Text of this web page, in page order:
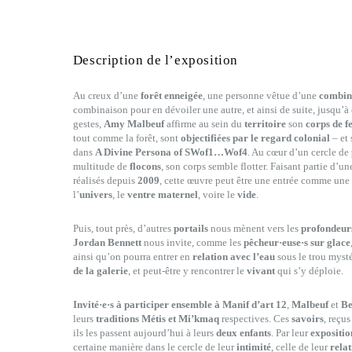
Description de l’exposition
Au creux d’une forêt enneigée, une personne vêtue d’une
combinaison pour en dévoiler une autre, et ainsi de suite, jusqu’à
gestes, Amy Malbeufaffirme au sein du territoireson corps de
tout comme la forêt, sont objectifiées par le regard colonial– et
dans A Divine Persona of SWof1…Wof4. Au cœur d’un cercle de
multitude de flocons, son corps semble flotter. Faisant partie
réalisés depuis 2009, cette œuvre peut être une entrée comme
l’univers, le ventre maternel, voire le vide.
Puis, tout près, d’autres portailsnous mènent vers les
Jordan Bennettnous invite, comme les pêcheur·euse·s sur glace
ainsi qu’on pourra entrer en relation avec l’eausous le trou
de la galerie, et peut-être y rencontrer le vivantqui s’y déploie.
Invité·e·s à participer ensemble à Manif d’art 12, Malbeufet
leurs traditions Métis et Mi’kmaqrespectives. Ces savoirs,
ils les passent aujourd’hui à leurs deux enfants. Par leur
certaine manière dans le cercle de leurintimité, celle de leur